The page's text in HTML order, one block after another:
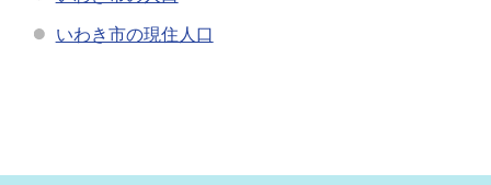
いわき市の現住人口